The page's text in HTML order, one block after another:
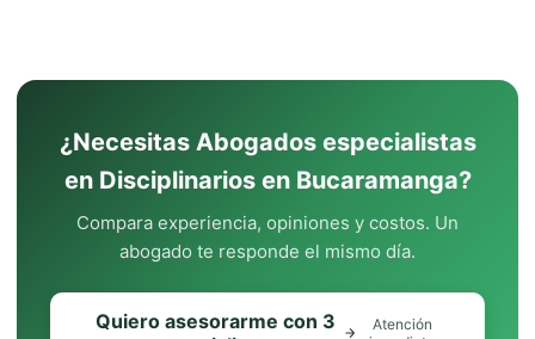
¿Necesitas Abogados especialistas
en Disciplinarios en Bucaramanga?
Compara experiencia, opiniones y costos. Un
abogado te responde el mismo día.
Quiero asesorarme con 3
Atención